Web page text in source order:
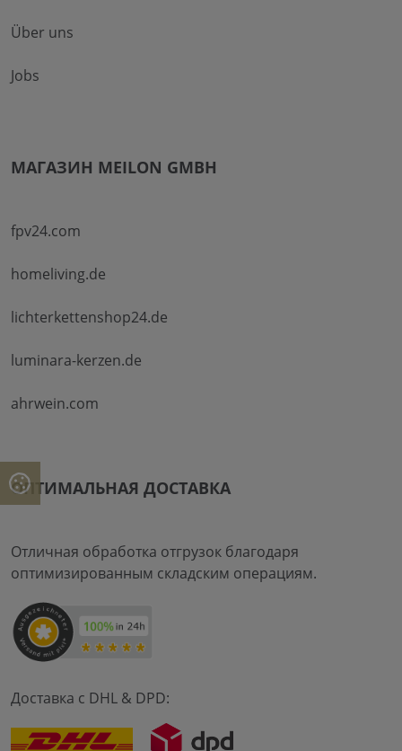
Über uns
Jobs
МАГАЗИН MEILON GMBH
fpv24.com
homeliving.de
lichterkettenshop24.de
luminara-kerzen.de
ahrwein.com
ОПТИМАЛЬНАЯ ДОСТАВКА
Отличная обработка отгрузок благодаря
оптимизированным складским операциям.
Доставка с DHL & DPD: